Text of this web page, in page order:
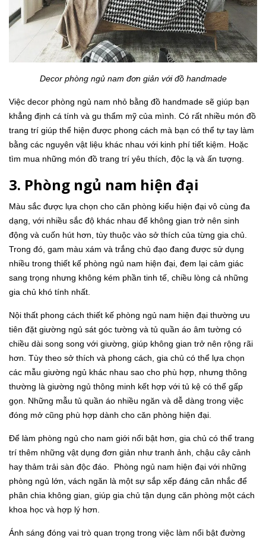
Decor phòng ngủ nam đơn giản với đồ handmade
Việc decor phòng ngủ nam nhỏ bằng đồ handmade sẽ giúp bạn
khẳng định cá tính và gu thẩm mỹ của mình. Có rất nhiều món đồ
trang trí giúp thể hiện được phong cách mà bạn có thể tự tay làm
bằng các nguyên vật liệu khác nhau với kinh phí tiết kiệm. Hoặc
tìm mua những món đồ trang trí yêu thích, độc lạ và ấn tượng.
3. Phòng ngủ nam hiện đại
Màu sắc được lựa chọn cho căn phòng kiểu hiện đại vô cùng đa
dạng, với nhiều sắc độ khác nhau để không gian trở nên sinh
động và cuốn hút hơn, tùy thuộc vào sở thích của từng gia chủ.
Trong đó, gam màu xám và trắng chủ đạo đang được sử dụng
nhiều trong thiết kế phòng ngủ nam hiện đại, đem lại cảm giác
sang trọng nhưng không kém phần tinh tế, chiều lòng cả những
gia chủ khó tính nhất.
Nội thất phong cách thiết kế phòng ngủ nam hiện đại thường ưu
tiên đặt giường ngủ sát góc tường và tủ quần áo âm tường có
chiều dài song song với giường, giúp không gian trở nên rộng rãi
hơn. Tùy theo sở thích và phong cách, gia chủ có thể lựa chọn
các mẫu giường ngủ khác nhau sao cho phù hợp, nhưng thông
thường là giường ngủ thông minh kết hợp với tủ kệ có thể gấp
gọn. Những mẫu tủ quần áo nhiều ngăn và dễ dàng trong việc
đóng mở cũng phù hợp dành cho căn phòng hiện đại.
Để làm phòng ngủ cho nam giới nổi bật hơn, gia chủ có thể trang
trí thêm những vật dụng đơn giản như tranh ảnh, chậu cây cảnh
hay thảm trải sàn độc đáo. Phòng ngủ nam hiện đại với những
phòng ngủ lớn, vách ngăn là một sự sắp xếp đáng cân nhắc để
phân chia không gian, giúp gia chủ tận dụng căn phòng một cách
khoa học và hợp lý hơn.
Ánh sáng đóng vai trò quan trọng trong việc làm nổi bật đường